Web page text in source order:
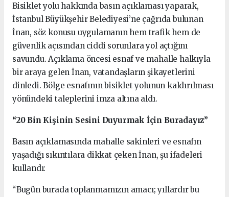
Bisiklet yolu hakkında basın açıklaması yaparak,
İstanbul Büyükşehir Belediyesi’ne çağrıda bulunan
İnan, söz konusu uygulamanın hem trafik hem de
güvenlik açısından ciddi sorunlara yol açtığını
savundu. Açıklama öncesi esnaf ve mahalle halkıyla
bir araya gelen İnan, vatandaşların şikayetlerini
dinledi. Bölge esnafının bisiklet yolunun kaldırılması
yönündeki taleplerini imza altına aldı.
“20 Bin Kişinin Sesini Duyurmak İçin Buradayız”
Basın açıklamasında mahalle sakinleri ve esnafın
yaşadığı sıkıntılara dikkat çeken İnan, şu ifadeleri
kullandı:
“Bugün burada toplanmamızın amacı; yıllardır bu